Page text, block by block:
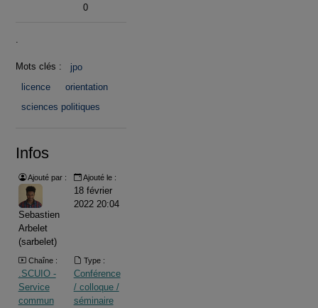
0
.
Mots clés :
jpo
licence
orientation
sciences politiques
Infos
Ajouté par :
Sebastien
Arbelet
(sarbelet)
Ajouté le :
18 février
2022 20:04
Chaîne :
.SCUIO -
Service
commun
Type :
Conférence
/ colloque /
séminaire